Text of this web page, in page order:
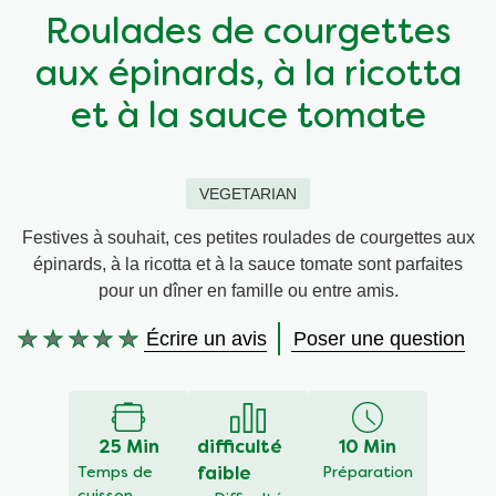
Végétarien
Ingrédients
Occasions
Aides culinaires
Wraps aux légumes
Snackpots
Roulades de courgettes
aux épinards, à la ricotta
et à la sauce tomate
VEGETARIAN
Festives à souhait, ces petites roulades de courgettes aux
épinards, à la ricotta et à la sauce tomate sont parfaites
pour un dîner en famille ou entre amis.
Aucune
Écrire un avis Poser une question
25 Min
Temps de
difficulté
faible
10 Min
Préparation